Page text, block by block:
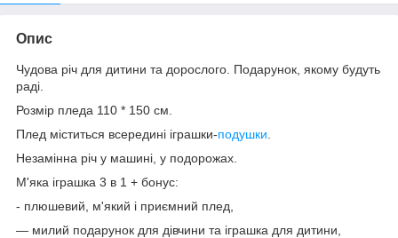
Опис
Чудова річ для дитини та дорослого. Подарунок, якому будуть
раді.
Розмір пледа 110 * 150 см.
Плед міститься всередині іграшки-подушки
Незамінна річ у машині, у подорожах.
М'яка іграшка 3 в 1 + бонус:
- плюшевий, м'який і приємний плед,
— милий подарунок для дівчини та іграшка для дитини,